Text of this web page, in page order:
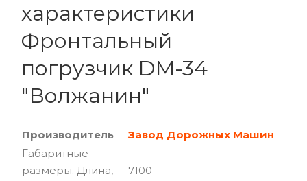
характеристики
Фронтальный
погрузчик DM-34
"Волжанин"
Производитель
Завод Дорожных Машин
Габаритные
размеры. Длина,
7100